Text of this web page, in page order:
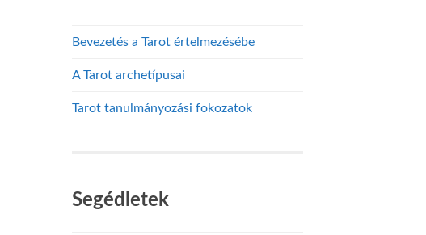
Bevezetés a Tarot értelmezésébe
A Tarot archetípusai
Tarot tanulmányozási fokozatok
Segédletek